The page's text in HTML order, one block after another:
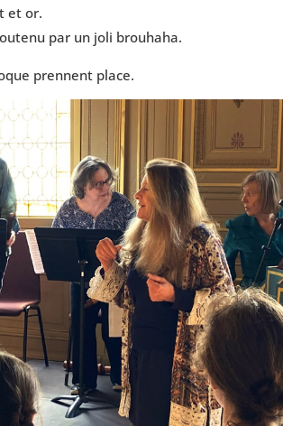
et or.
par un joli brouhaha.
prennent place.